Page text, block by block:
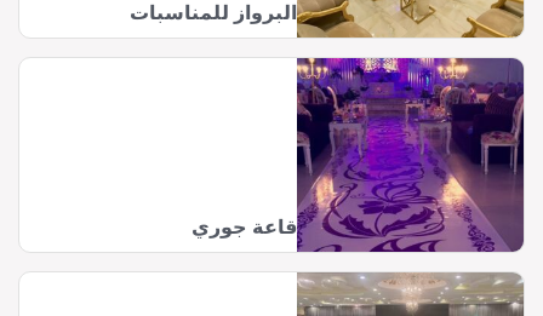
البرواز للمناسبات
قاعة جوري